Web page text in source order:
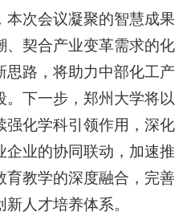
本次会议凝聚的智慧成果
、契合产业变革需求的化
思路，将助力中部化工产
。下一步，郑州大学将以
强化学科引领作用，深化
企业的协同联动，加速推
育教学的深度融合，完善
人才培养体系。